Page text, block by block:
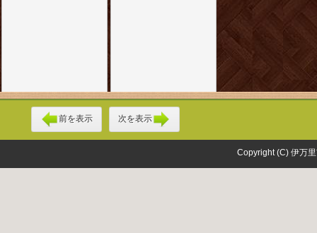
前を表示 次を表示
Copyright (C) 伊万